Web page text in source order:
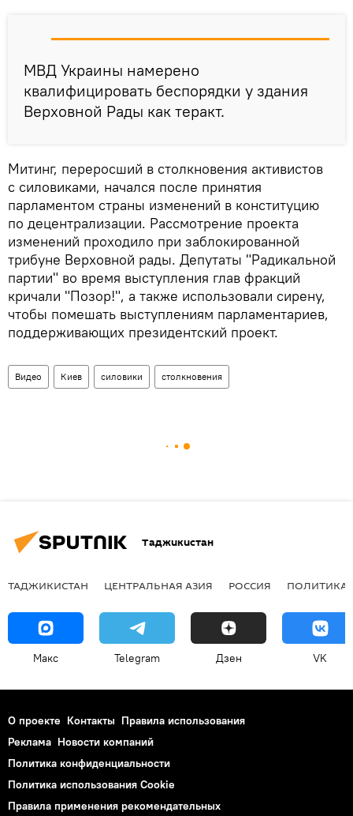
МВД Украины намерено
квалифицировать беспорядки у здания
Верховной Рады как теракт.
Митинг, переросший в столкновения активистов
с силовиками, начался после принятия
парламентом страны изменений в конституцию
по децентрализации. Рассмотрение проекта
изменений проходило при заблокированной
трибуне Верховной рады. Депутаты "Радикальной
партии" во время выступления глав фракций
кричали "Позор!", а также использовали сирену,
чтобы помешать выступлениям парламентариев,
поддерживающих президентский проект.
Видео Киев силовики столкновения
Таджикистан
ТАДЖИКИСТАН ЦЕНТРАЛЬНАЯ АЗИЯ РОССИЯ ПОЛИТИКА
Макс Telegram Дзен VK
О проекте Контакты Правила использования
Реклама Новости компаний
Политика конфиденциальности
Политика использования Cookie
Правила применения рекомендательных